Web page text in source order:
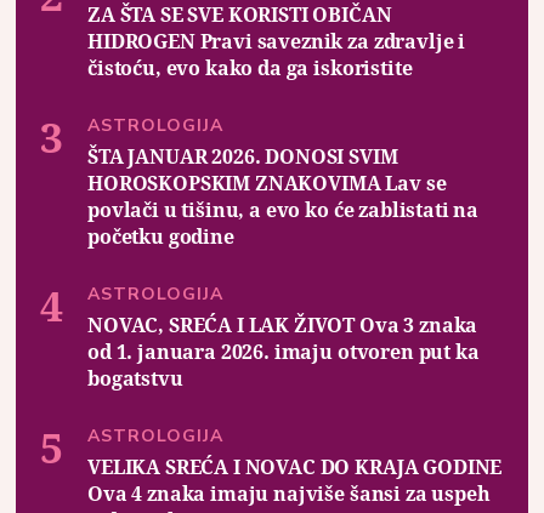
ZA ŠTA SE SVE KORISTI OBIČAN
HIDROGEN Pravi saveznik za zdravlje i
čistoću, evo kako da ga iskoristite
ASTROLOGIJA
ŠTA JANUAR 2026. DONOSI SVIM
HOROSKOPSKIM ZNAKOVIMA Lav se
povlači u tišinu, a evo ko će zablistati na
početku godine
ASTROLOGIJA
NOVAC, SREĆA I LAK ŽIVOT Ova 3 znaka
od 1. januara 2026. imaju otvoren put ka
bogatstvu
ASTROLOGIJA
VELIKA SREĆA I NOVAC DO KRAJA GODINE
Ova 4 znaka imaju najviše šansi za uspeh